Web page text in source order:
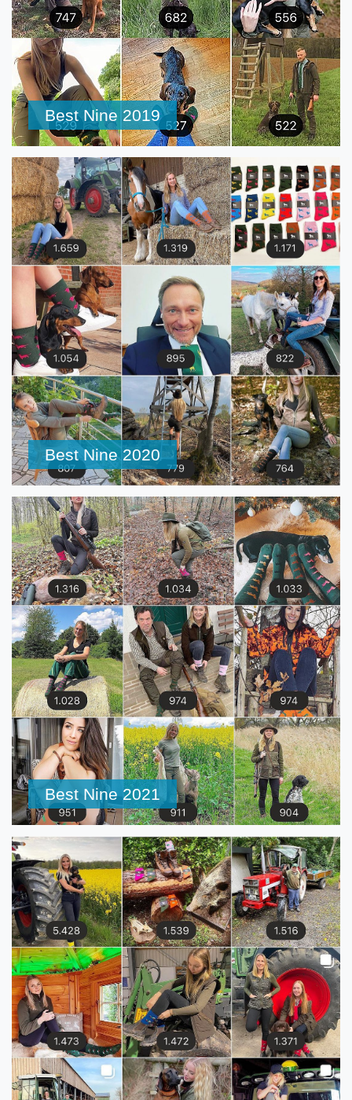
Best Nine 2019
Best Nine 2020
Best Nine 2021